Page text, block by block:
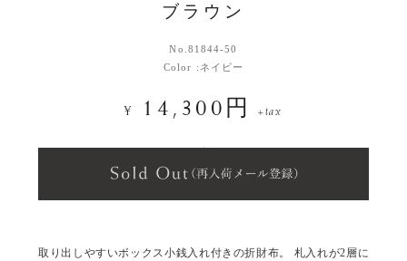
ブラウン
No. 81844-50
Color : ネイビー
¥ 14,300円 +tax
取り出しやすいボックス小銭入れ付きの折財布。 札入れが2層に